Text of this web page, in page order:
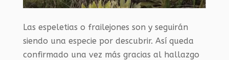
Las espeletias o frailejones son y seguirán
siendo una especie por descubrir. Así queda
confirmado una vez más gracias al hallazgo